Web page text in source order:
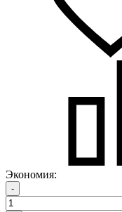
Экономия:
-